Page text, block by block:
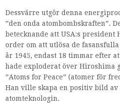
Dessvärre utgör denna
”den onda atombombskraften”.
betecknande att USA:s president
order om att utlösa de
år 1945, endast 18 timmar efter
hade exploderat över Hiroshima
”Atoms for Peace” (atomer för
Han ville skapa en positiv bild av
atomteknologin.